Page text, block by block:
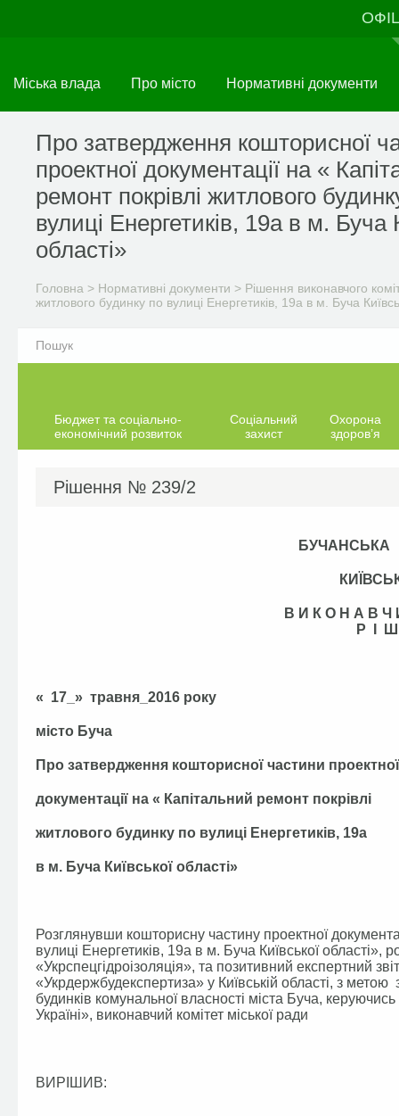
Міська влада Про місто Нормативні документи
Про затвердження кошторисної
проектної документації на «
ремонт покрівлі житлового
вулиці Енергетиків, 19а в м. Буча
області»
Головна > Нормативні документи > Рішення виконавчого
житлового будинку по вулиці Енергетиків, 19а в м. Буча
Бюджет та соціально-
економічний розвиток
Соціальний
захист
Охорона
здоров’я
Рішення № 239/2
В И К О Н А В
Р І
« 17_» травня_2016
місто Буча
Про затвердження кошторисної частини проектної
документації на « Капітальний ремонт покрівлі
житлового будинку по вулиці Енергетиків, 19а
в м. Буча Київської області»
Розглянувши кошторисну частину проектної
вулиці Енергетиків, 19а в м. Буча Київської
«Укрспецгідроізоляція», та позитивний
«Укрдержбудекспертиза» у Київській області, з
будинків комунальної власності міста Буча,
Україні», виконавчий комітет міської ради
ВИРІШИВ: